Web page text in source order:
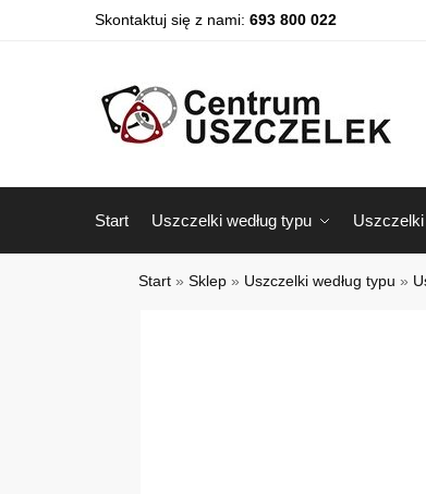
Skontaktuj się z nami: 693 800 022
Start Uszczelki według typu
Start » Sklep » Uszczelki według typu »